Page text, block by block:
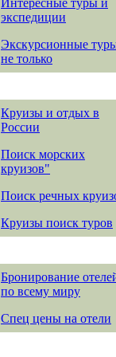
Интересные туры и
экспедиции
Экскурсионные
не только
Круизы и отдых в
России
Поиск морских
круизов"
Поиск речных
Круизы поиск туров
Бронирование
по всему миру
Спец цены на отели